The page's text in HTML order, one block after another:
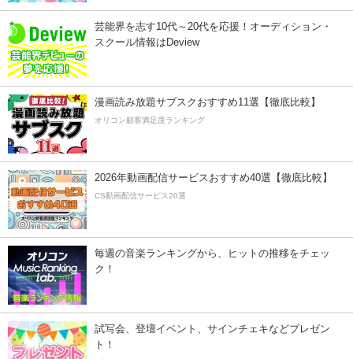
芸能界を志す10代～20代を応援！オーディション・
スクール情報はDeview
漫画読み放題サブスクおすすめ11選【徹底比較】
オリコン顧客満足度ランキング
2026年動画配信サービスおすすめ40選【徹底比較】
CS動画配信サービス20選
毎週の音楽ランキングから、ヒットの推移をチェッ
ク！
試写会、登壇イベント、サインチェキなどプレゼン
ト！